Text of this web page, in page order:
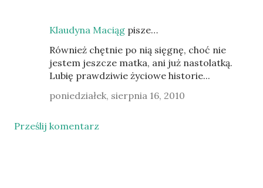
Klaudyna Maciąg pisze…
Również chętnie po nią sięgnę, choć nie
jestem jeszcze matka, ani już nastolatką.
Lubię prawdziwie życiowe historie...
poniedziałek, sierpnia 16, 2010
Prześlij komentarz